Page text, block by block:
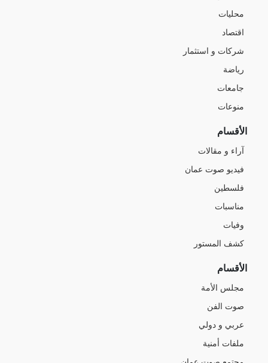
محليات
اقتصاد
شركات و استثمار
رياضة
جامعات
منوعات
الأقسام
آراء و مقالات
فيديو صوت عمان
فلسطين
مناسبات
وفيات
كشف المستور
الأقسام
مجلس الأمة
صوت الفن
عربي و دولي
ملفات أمنية